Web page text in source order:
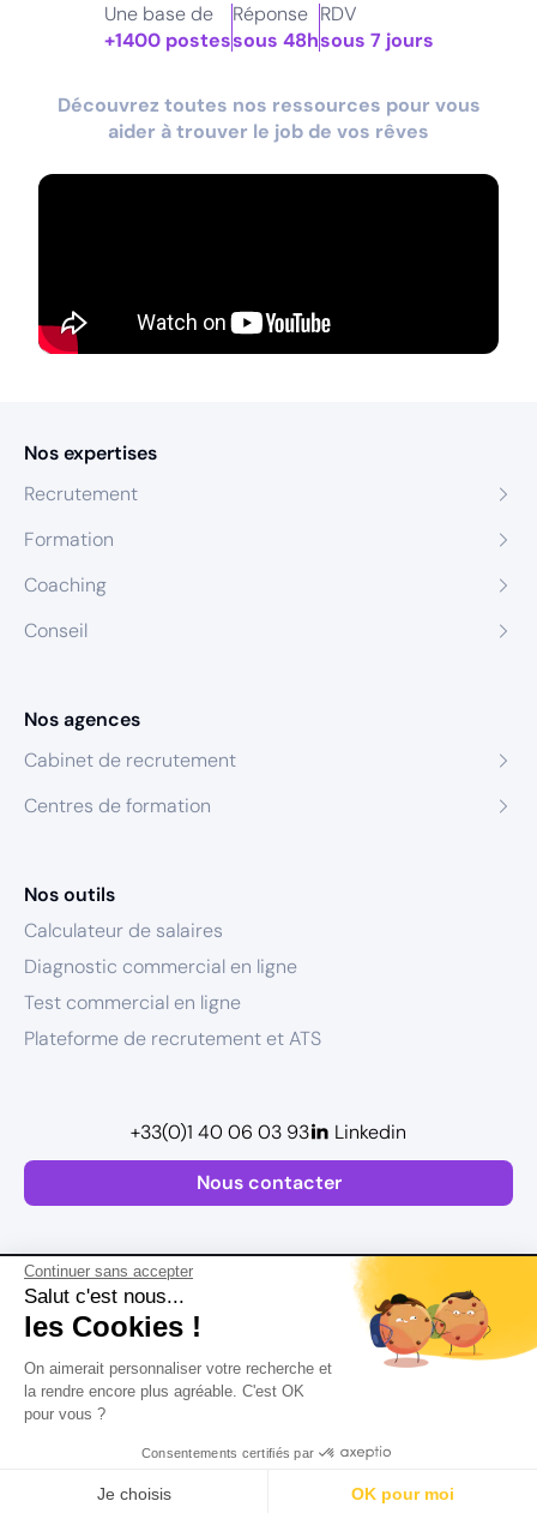
Continuer sans accepter
Salut c'est nous...
les Cookies !
On aimerait personnaliser votre recherche et
la rendre encore plus agréable. C'est OK
pour vous ?
Consentements certifiés par
Je choisis OK pour moi
Une base de
+1400 postes
Réponse
sous 48h
RDV
sous 7 jours
Découvrez toutes nos ressources pour vous
aider à trouver le job de vos rêves
Nos expertises
Recrutement
Formation
Coaching
Conseil
Nos agences
Cabinet de recrutement
Centres de formation
Nos outils
Calculateur de salaires
Diagnostic commercial en ligne
Test commercial en ligne
Plateforme de recrutement et ATS
Nous contacter
+33(0)1 40 06 03 93 Linkedin
Plan de site
Mentions légales
Conditions Générales d’Utilisation
Version actualisée en
2026
Rechercher